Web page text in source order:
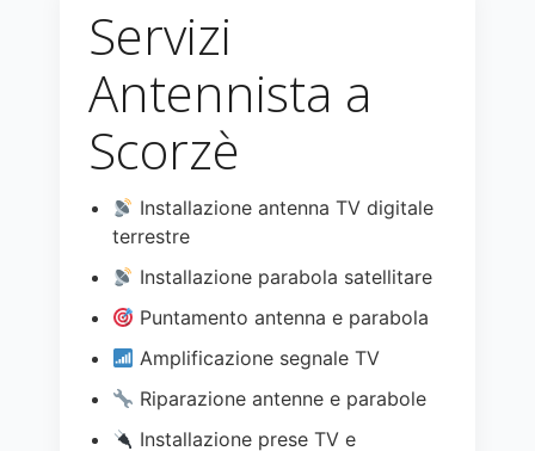
Servizi
Antennista a
Scorzè
Installazione antenna TV digitale
terrestre
Installazione parabola satellitare
Puntamento antenna e parabola
Amplificazione segnale TV
Riparazione antenne e parabole
Installazione prese TV e